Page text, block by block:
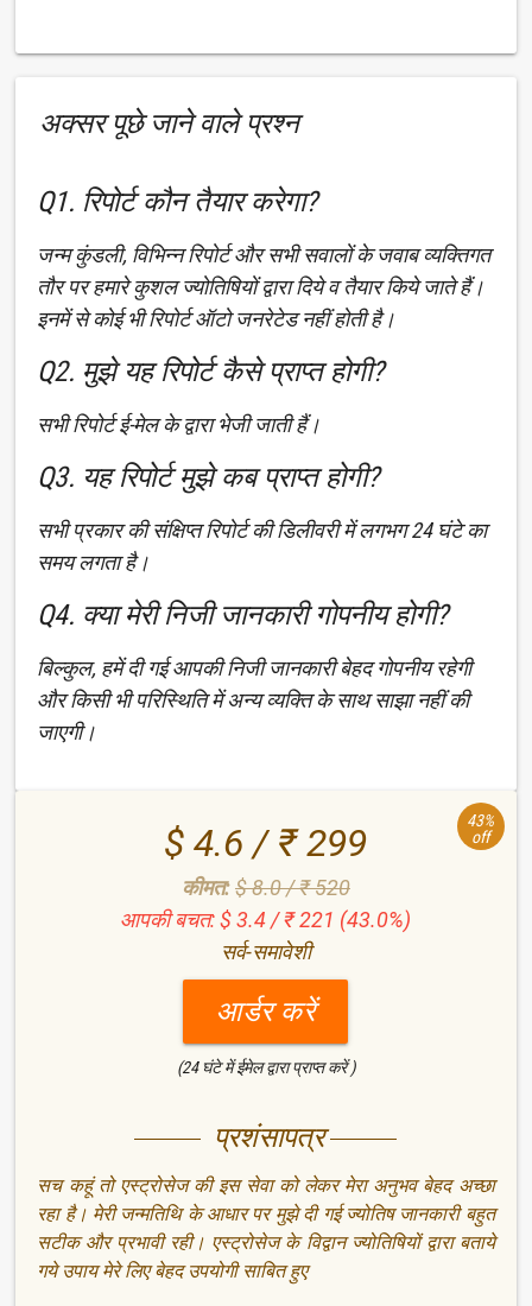
अक्सर पूछे जाने वाले प्रश्न
Q1. रिपोर्ट कौन तैयार करेगा?
जन्म कुंडली, विभिन्न रिपोर्ट और सभी सवालों के जवाब व्यक्तिगत
तौर पर हमारे कुशल ज्योतिषियों द्वारा दिये व तैयार किये जाते हैं।
इनमें से कोई भी रिपोर्ट ऑटो जनरेटेड नहीं होती है।
Q2. मुझे यह रिपोर्ट कैसे प्राप्त होगी?
सभी रिपोर्ट ई-मेल के द्वारा भेजी जाती हैं।
Q3. यह रिपोर्ट मुझे कब प्राप्त होगी?
सभी प्रकार की संक्षिप्त रिपोर्ट की डिलीवरी में लगभग 24 घंटे का
समय लगता है।
Q4. क्या मेरी निजी जानकारी गोपनीय होगी?
बिल्कुल, हमें दी गई आपकी निजी जानकारी बेहद गोपनीय रहेगी
और किसी भी परिस्थिति में अन्य व्यक्ति के साथ साझा नहीं की
जाएगी।
43%
off
$ 4.6 / ₹ 299
कीमत:$ 8.0 / ₹ 520
आपकी बचत: $ 3.4 / ₹ 221 (43.0%)
सर्व-समावेशी
आर्डर करें
(24 घंटे में ईमेल द्वारा प्राप्त करें )
प्रशंसापत्र
सच कहूं तो एस्ट्रोसेज की इस सेवा को लेकर मेरा अनुभव बेहद अच्छा
रहा है। मेरी जन्मतिथि के आधार पर मुझे दी गई ज्योतिष जानकारी बहुत
सटीक और प्रभावी रही। एस्ट्रोसेज के विद्वान ज्योतिषियों द्वारा बताये
गये उपाय मेरे लिए बेहद उपयोगी साबित हुए